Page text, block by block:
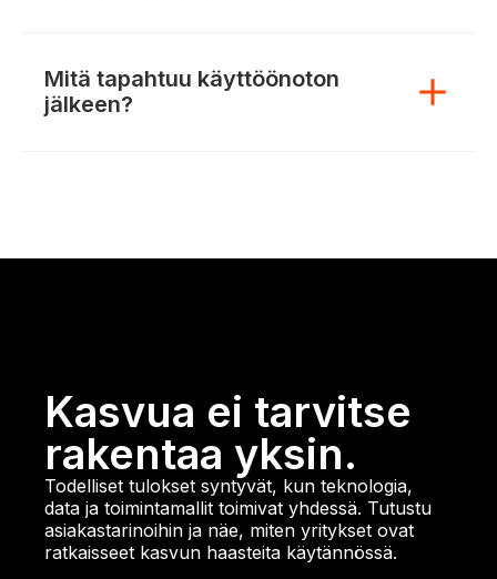
Mitä tapahtuu käyttöönoton
jälkeen?
Kasvua ei tarvitse
rakentaa yksin.
Todelliset tulokset syntyvät, kun teknologia,
data ja toimintamallit toimivat yhdessä. Tutustu
asiakastarinoihin ja näe, miten yritykset ovat
ratkaisseet kasvun haasteita käytännössä.